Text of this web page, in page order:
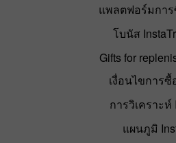
แพลตฟอร์มกา
โบนัส
Gifts for
เงื่อนไขการซื้
การวิเคราะห์
แผนภูมิ